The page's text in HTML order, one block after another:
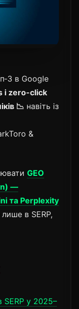
в Google
і zero-click
📉 навіть із
&
GEO
—
та Perplexity
в SERP,
SERP у 2025–